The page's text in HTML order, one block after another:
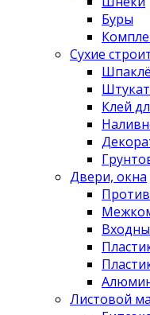
Буры
Сухие
Клей
Двери, окна
Листовой